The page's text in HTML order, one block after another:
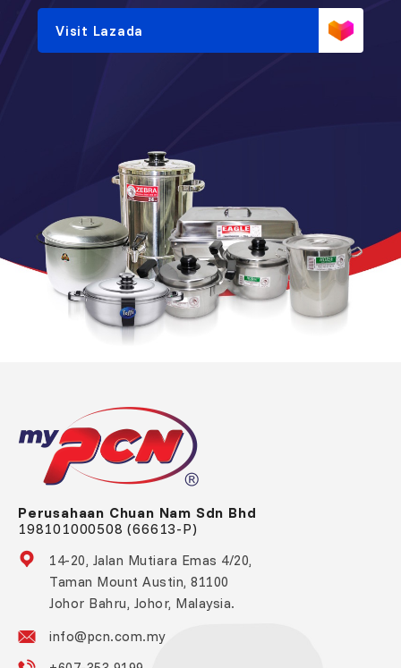
Visit Lazada
Perusahaan Chuan Nam Sdn Bhd
198101000508 (66613-P)
14-20, Jalan Mutiara Emas 4/20,
Taman Mount Austin, 81100
Johor Bahru, Johor, Malaysia.
info@pcn.com.my